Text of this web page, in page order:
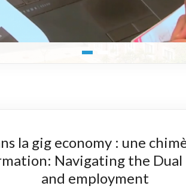
la gig economy : une
Navigating the
and employment